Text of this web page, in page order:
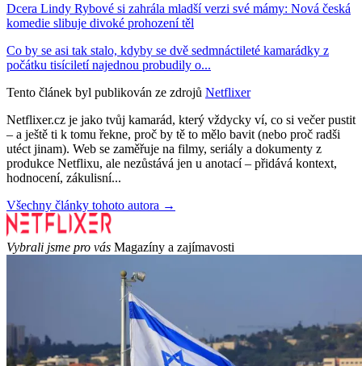
Dcera Lindy Rybové si zahrála mladší verzi své mámy: Nová česká
komedie slibuje divoké prohození těl
Co by se asi tak stalo, kdyby se dvě sedmnáctileté kamarádky z
počátku tisíciletí najednou probudily o...
Tento článek byl publikován ze zdrojů Netflixer
Netflixer.cz je jako tvůj kamarád, který vždycky ví, co si večer pustit
– a ještě ti k tomu řekne, proč by tě to mělo bavit (nebo proč radši
utéct jinam). Web se zaměřuje na filmy, seriály a dokumenty z
produkce Netflixu, ale nezůstává jen u anotací – přidává kontext,
hodnocení, zákulisní...
Všechny články tohoto autora →
Vybrali jsme pro vás Magazíny a zajímavosti